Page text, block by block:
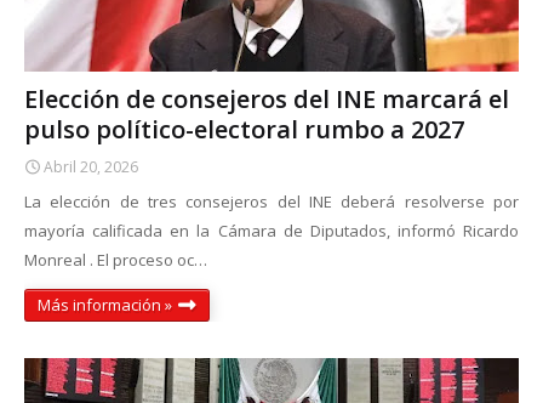
Elección de consejeros del INE marcará el
pulso político-electoral rumbo a 2027
Abril 20, 2026
La elección de tres consejeros del INE deberá resolverse por
mayoría calificada en la Cámara de Diputados, informó Ricardo
Monreal . El proceso oc…
Más información »